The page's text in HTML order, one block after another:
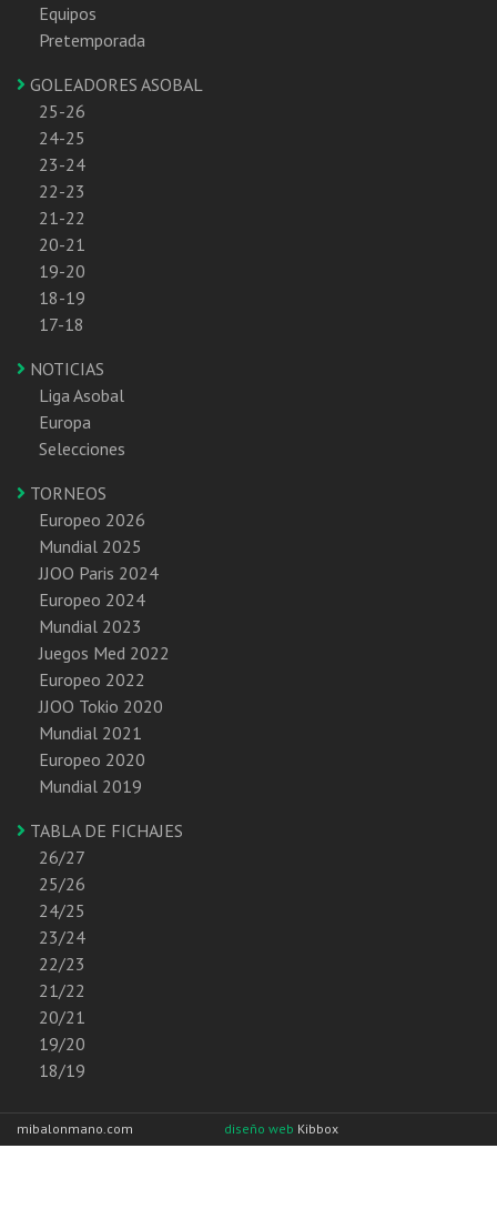
Equipos
Pretemporada
GOLEADORES ASOBAL
25-26
24-25
23-24
22-23
21-22
20-21
19-20
18-19
17-18
NOTICIAS
Liga Asobal
Europa
Selecciones
TORNEOS
Europeo 2026
Mundial 2025
JJOO Paris 2024
Europeo 2024
Mundial 2023
Juegos Med 2022
Europeo 2022
JJOO Tokio 2020
Mundial 2021
Europeo 2020
Mundial 2019
TABLA DE FICHAJES
26/27
25/26
24/25
23/24
22/23
21/22
20/21
19/20
18/19
mibalonmano.com diseño web Kibbox